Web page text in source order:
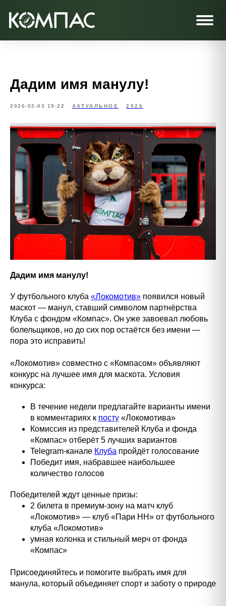
Дадим имя манулу!
2026-02-03 19:22 АКТУАЛЬНОЕ 2026
Дадим имя манулу!
У футбольного клуба «Локомотив» появился новый
маскот — манул, ставший символом партнёрства
Клуба с фондом «Компас». Он уже завоевал любовь
болельщиков, но до сих пор остаётся без имени —
пора это исправить!
«Локомотив» совместно с «Компасом» объявляют
конкурс на лучшее имя для маскота. Условия
конкурса:
В течение недели предлагайте варианты имени
в комментариях к посту «Локомотива»
Комиссия из представителей Клуба и фонда
«Компас» отберёт 5 лучших вариантов
Telegram-канале Клуба пройдёт голосование
Победит имя, набравшее наибольшее
количество голосов
Победителей ждут ценные призы:
2 билета в премиум-зону на матч клуб
«Локомотив» — клуб «Пари НН» от футбольного
клуба «Локомотив»
умная колонка и стильный мерч от фонда
«Компас»
Присоединяйтесь и помогите выбрать имя для
манула, который объединяет спорт и заботу о природе